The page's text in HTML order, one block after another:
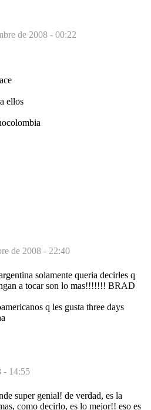
de 2008 - 00:22
ellos
de 2008 - 22:40
solamente queria decirles q
a tocar son lo mas!!!!!!! BRAD
q les gusta three days
- 14:55
super genial! de verdad, es la
como decirlo, es lo mejor!! eso es